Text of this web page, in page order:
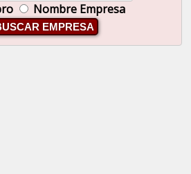
Nombre Empresa
EMPRESA